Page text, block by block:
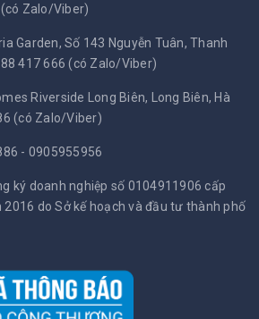
Zalo/Viber)
Garden, Số 143 Nguyễn Tuân, Thanh
417 666 (có Zalo/Viber)
Riverside Long Biên, Long Biên, Hà
(có Zalo/Viber)
- 0905955956
ký doanh nghiệp số 0104911906 cấp
do Sở kế hoạch và đầu tư thành phố